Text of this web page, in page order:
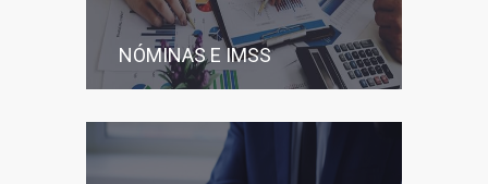
NÓMINAS E IMSS